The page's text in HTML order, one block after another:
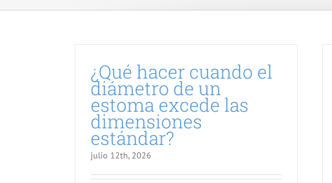
¿Qué hacer cuando el
diámetro de un
estoma excede las
dimensiones
estándar?
julio 12th, 2026